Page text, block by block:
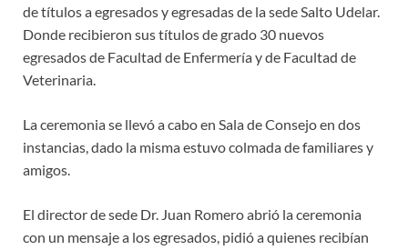
de títulos a egresados y egresadas de la sede Salto Udelar.
Donde recibieron sus títulos de grado 30 nuevos
egresados de Facultad de Enfermería y de Facultad de
Veterinaria.
La ceremonia se llevó a cabo en Sala de Consejo en dos
instancias, dado la misma estuvo colmada de familiares y
amigos.
El director de sede Dr. Juan Romero abrió la ceremonia
con un mensaje a los egresados, pidió a quienes recibían